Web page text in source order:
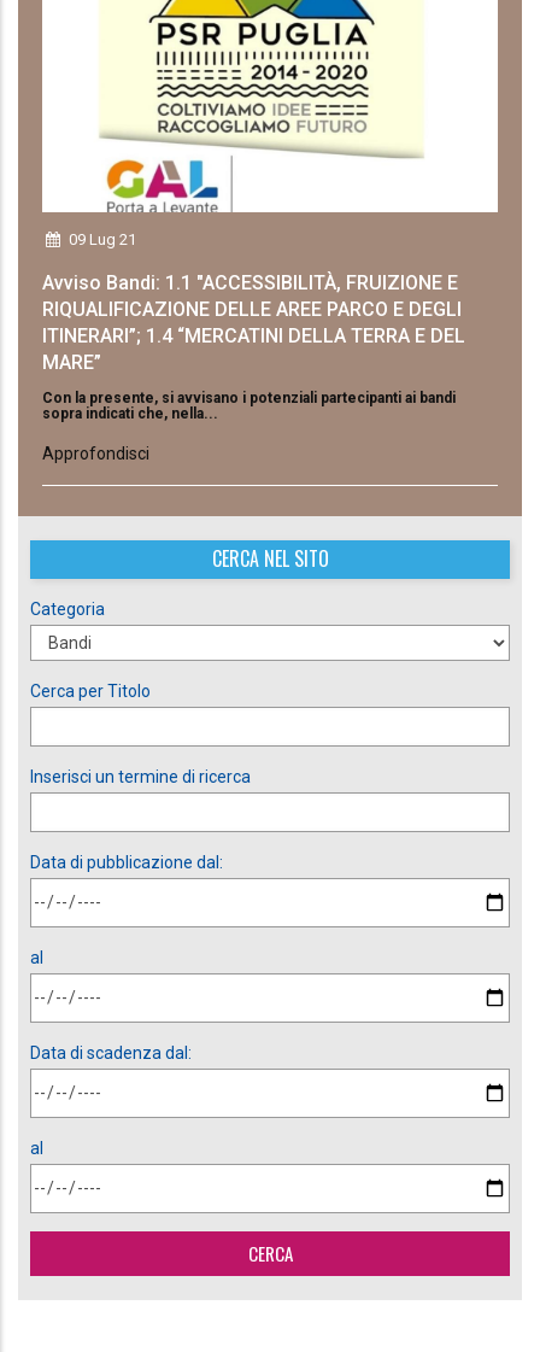
09 Lug 21
Avviso Bandi: 1.1 "ACCESSIBILITÀ, FRUIZIONE E
RIQUALIFICAZIONE DELLE AREE PARCO E DEGLI
ITINERARI”; 1.4 “MERCATINI DELLA TERRA E DEL
MARE”
Con la presente, si avvisano i potenziali partecipanti ai bandi
sopra indicati che, nella...
Approfondisci
CERCA NEL SITO
Categoria
Cerca per Titolo
Inserisci un termine di ricerca
Data di pubblicazione dal:
al
Data di scadenza dal:
al